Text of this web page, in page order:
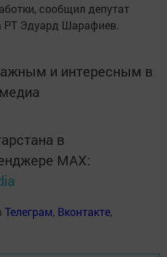
сообщил депутат
РТ Эдуард Шарафиев.
и интересным в
в
MАХ:
Телеграм, Вконтакте,